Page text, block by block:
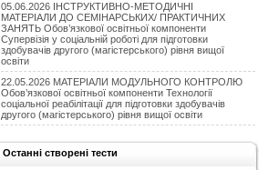
05.06.2026 ІНСТРУКТИВНО-МЕТОДИЧНІ
МАТЕРІАЛИ ДО СЕМІНАРСЬКИХ/ ПРАКТИЧНИХ
ЗАНЯТЬ Обов’язкової освітньої компоненти
Супервізія у соціальній роботі для підготовки
здобувачів другого (магістерського) рівня вищої
освіти
22.05.2026 МАТЕРІАЛИ МОДУЛЬНОГО КОНТРОЛЮ
Обов’язкової освітньої компоненти Технології
соціальної реабілітації для підготовки здобувачів
другого (магістерського) рівня вищої освіти
Останні створені тести